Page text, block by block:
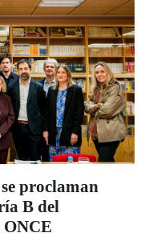
proclaman
B del
ONCE